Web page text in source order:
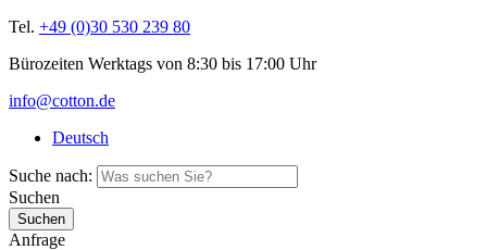
Tel. +49 (0)30 530 239 80
Bürozeiten Werktags von 8:30 bis 17:00 Uhr
info@cotton.de
Deutsch
Suche nach:
Suchen
Anfrage